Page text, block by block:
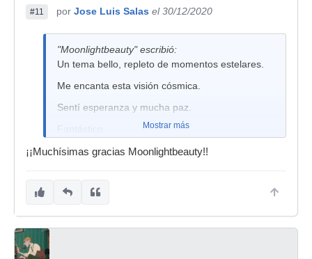
#11 por Jose Luis Salas el 30/12/2020
"Moonlightbeauty" escribió:
Un tema bello, repleto de momentos estelares.
Me encanta esta visión cósmica.
Sentí esperanza y mucha paz.
Moon
Mostrar más
¡¡Muchísimas gracias Moonlightbeauty!!